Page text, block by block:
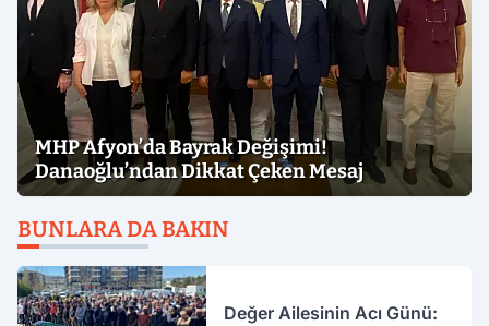
MHP Afyon’da Bayrak Değişimi!
Danaoğlu’ndan Dikkat Çeken Mesaj
BUNLARA DA BAKIN
Değer Ailesinin Acı Günü: